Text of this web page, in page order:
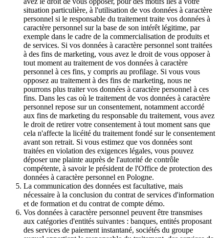
situation particulière, à l'utilisation de vos données à caractère
personnel si le responsable du traitement traite vos données à
caractère personnel sur la base de son intérêt légitime, par
exemple dans le cadre de la commercialisation de produits et
de services. Si vos données à caractère personnel sont traitées
à des fins de marketing, vous avez le droit de vous opposer à
tout moment au traitement de vos données à caractère
personnel à ces fins, y compris au profilage. Si vous vous
opposez au traitement à des fins de marketing, nous ne
pourrons plus traiter vos données à caractère personnel à ces
fins. Dans les cas où le traitement de vos données à caractère
personnel repose sur un consentement, notamment accordé
aux fins de marketing du responsable du traitement, vous avez
le droit de retirer votre consentement à tout moment sans que
cela n'affecte la licéité du traitement fondé sur le consentement
avant son retrait. Si vous estimez que vos données sont
traitées en violation des exigences légales, vous pouvez
déposer une plainte auprès de l'autorité de contrôle
compétente, à savoir le président de l'Office de protection des
données à caractère personnel en Pologne.
La communication des données est facultative, mais
nécessaire à la conclusion du contrat de services d'information
et de formation et du contrat de compte démo.
Vos données à caractère personnel peuvent être transmises
aux catégories d'entités suivantes : banques, entités proposant
des services de paiement instantané, sociétés du groupe